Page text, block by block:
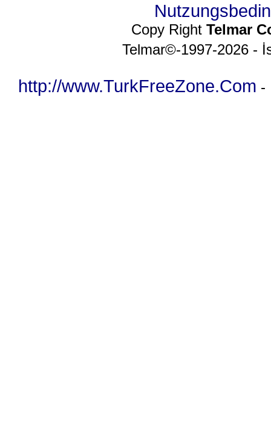
Copy Right Telmar
Telmar©-1997-2026 -
http://www.TurkFreeZone.Com -